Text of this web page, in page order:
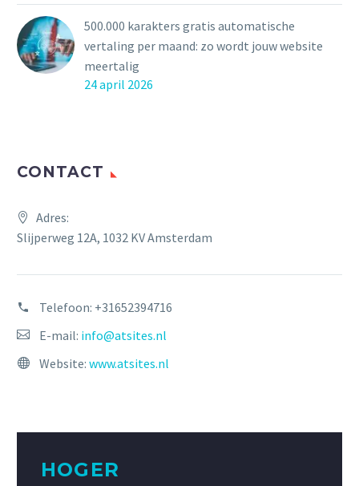
500.000 karakters gratis automatische
vertaling per maand: zo wordt jouw website
meertalig
24 april 2026
CONTACT
Adres:
Slijperweg 12A, 1032 KV Amsterdam
Telefoon: +31652394716
E-mail: info@atsites.nl
Website: www.atsites.nl
HOGER